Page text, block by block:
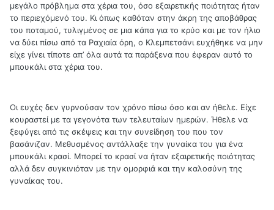
μεγάλο πρόβλημα στα χέρια του, όσο εξαιρετικής ποιότητας ήταν
το περιεχόμενό του. Κι όπως καθόταν στην άκρη της αποβάθρας
του ποταμού, τυλιγμένος σε μια κάπα για το κρύο και με τον ήλιο
να δύει πίσω από τα Ραχιαία όρη, ο Κλεμπετσάνι ευχήθηκε να μην
είχε γίνει τίποτε απ’ όλα αυτά τα παράξενα που έφεραν αυτό το
μπουκάλι στα χέρια του.
Οι ευχές δεν γυρνούσαν τον χρόνο πίσω όσο και αν ήθελε. Είχε
κουραστεί με τα γεγονότα των τελευταίων ημερών. Ήθελε να
ξεφύγει από τις σκέψεις και την συνείδηση του που τον
βασάνιζαν. Μεθυσμένος αντάλλαξε την γυναίκα του για ένα
μπουκάλι κρασί. Μπορεί το κρασί να ήταν εξαιρετικής ποιότητας
αλλά δεν συγκινιόταν με την ομορφιά και την καλοσύνη της
γυναίκας του.